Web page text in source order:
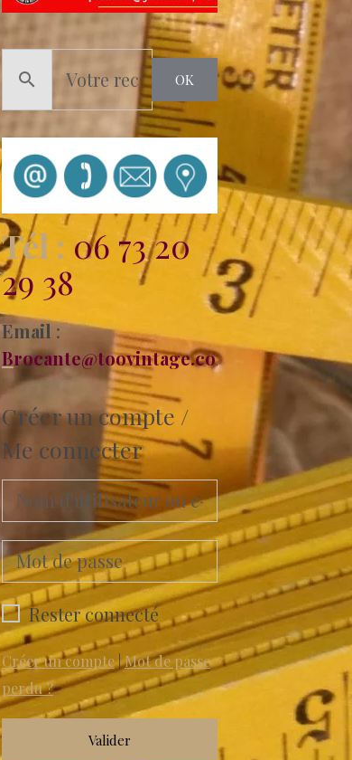
OK
Tél : 06 73 20
29 38
Email:
Brocante@toovintage.com
Créer un compte /
Me connecter
Rester connecté
Créer un compte|Mot de passe
perdu ?
Valider